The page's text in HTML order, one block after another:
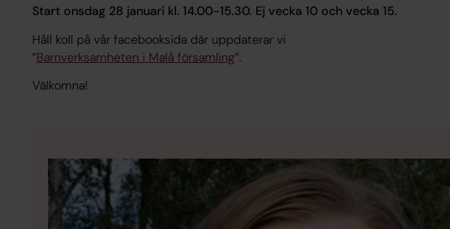
Start onsdag 28 januari kl. 14.00-15.30. Ej vecka 10 och vecka 15.
Håll koll på vår facebooksida där uppdaterar vi
”Barnverksamheten i Malå församling”.
Välkomna!